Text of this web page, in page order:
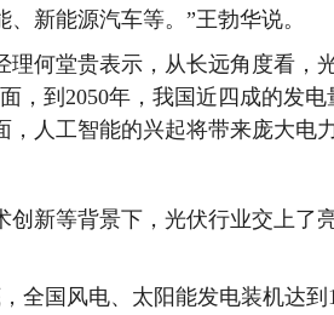
新能源汽车等。”王勃华说。
何堂贵表示，从长远角度看，
，到2050年，我国近四成的发
人工智能的兴起将带来庞大电力
新等背景下，光伏行业交上了
国风电、太阳能发电装机达到